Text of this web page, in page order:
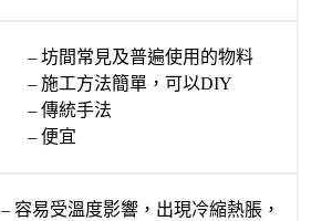
– 坊間常見及普遍使用的物料
– 施工方法簡單，可以DIY
– 傳統手法
– 便宜
– 容易受溫度影響，出現冷縮熱脹，